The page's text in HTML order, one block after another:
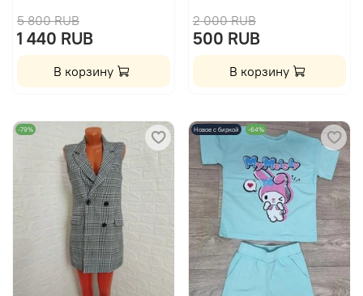
5 800 RUB
1 440 RUB
В корзину
2 000 RUB
500 RUB
В корзину
-79% Новое с биркой -64%